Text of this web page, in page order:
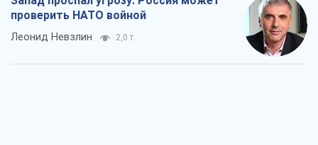
проверить НАТО войной
Леонид Невзлин 2,0 т.